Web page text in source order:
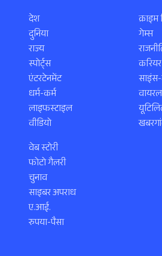
देश
दुनिया
राज्य
स्पोर्ट्स
एंटरटेनमेंट
धर्म-कर्म
लाइफस्टाइल
वीडियो
क्राइम
गेम्स
करियर
वेब स्टोरी
फोटो गैलरी
चुनाव
साइबर अपराध
ए.आई.
रुपया-पैसा